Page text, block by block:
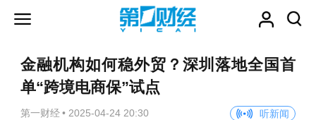
金融机构如何稳外贸？深圳落地全国首
单“跨境电商保”试点
第一财经 • 2025-04-24 20:30
听新闻